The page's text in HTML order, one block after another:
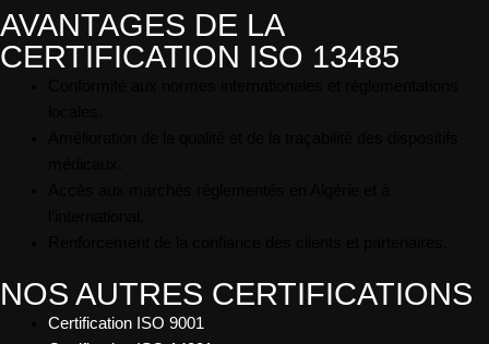
AVANTAGES DE LA
CERTIFICATION ISO 13485
NOS AUTRES CERTIFICATIONS
Certification ISO 9001